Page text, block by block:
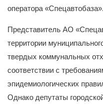
оператора «Спецавтобаза».
Представитель АО
территории
твердых коммунальных
соответствии с
эпидемиологических
Однако депутаты